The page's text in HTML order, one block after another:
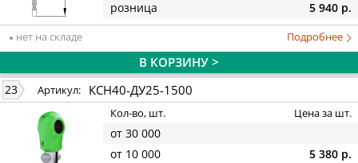
розница
5 940 р.
нет на складе Подробнее
В КОРЗИНУ >
23 Артикул: КСН40-ДУ25-1500
Кол-во, шт. Цена за шт.
от 30 000
от 10 000
5 380 р.